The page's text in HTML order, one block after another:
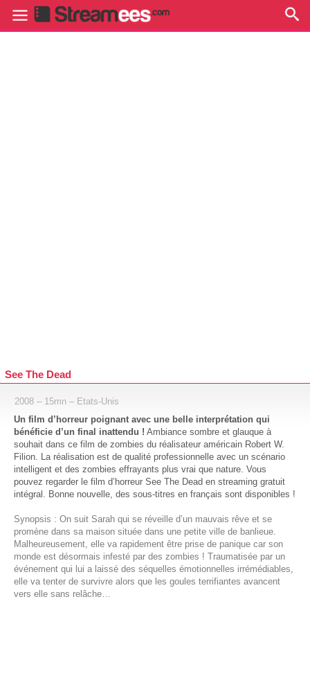
See The Dead
2008 – 15mn – Etats-Unis
Un film d’horreur poignant avec une belle interprétation qui
bénéficie d’un final inattendu ! Ambiance sombre et glauque à
souhait dans ce film de zombies du réalisateur américain Robert W.
Filion. La réalisation est de qualité professionnelle avec un scénario
intelligent et des zombies effrayants plus vrai que nature. Vous
pouvez regarder le film d’horreur See The Dead en streaming gratuit
intégral. Bonne nouvelle, des sous-titres en français sont disponibles !
Synopsis : On suit Sarah qui se réveille d’un mauvais rêve et se
promène dans sa maison située dans une petite ville de banlieue.
Malheureusement, elle va rapidement être prise de panique car son
monde est désormais infesté par des zombies ! Traumatisée par un
événement qui lui a laissé des séquelles émotionnelles irrémédiables,
elle va tenter de survivre alors que les goules terrifiantes avancent
vers elle sans relâche…